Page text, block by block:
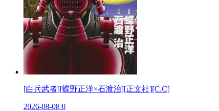
[白兵武者][蝶野正洋×石渡治][正文社][C.C]
2026-08-08 0